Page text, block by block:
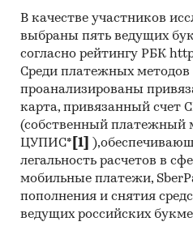
В качестве участников
выбраны пять ведущих
согласно рейтингу РБК
Среди платежных
проанализированы
карта, привязанный счет
(собственный
ЦУПИС* [1]
легальность расчетов в
мобильные платежи,
пополнения и снятия
ведущих российских